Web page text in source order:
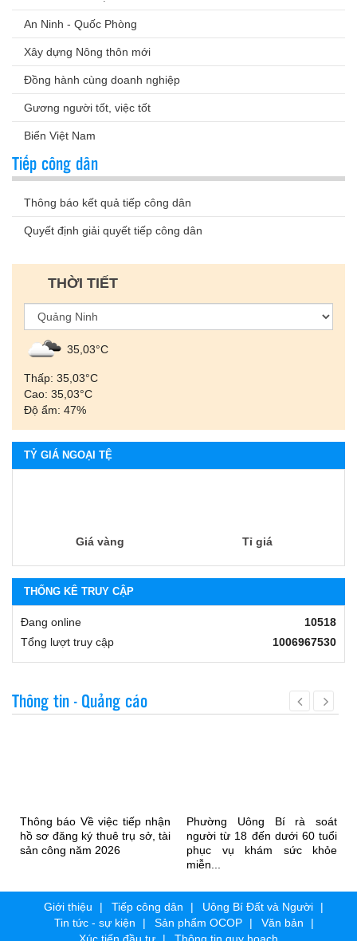
An Ninh - Quốc Phòng
Xây dựng Nông thôn mới
Đồng hành cùng doanh nghiệp
Gương người tốt, việc tốt
Biển Việt Nam
Tiếp công dân
Thông báo kết quả tiếp công dân
Quyết định giải quyết tiếp công dân
THỜI TIẾT
35,03°С
Thấp: 35,03°С
Cao: 35,03°С
Độ ẩm: 47%
TỶ GIÁ NGOẠI TỆ
Giá vàng Tỉ giá
THỐNG KÊ TRUY CẬP
Đang online
10518
Tổng lượt truy cập
1006967530
Thông tin - Quảng cáo
Thông báo Về việc tiếp nhận
hồ sơ đăng ký thuê trụ sở, tài
sản công năm 2026
Phường Uông Bí rà soát
người từ 18 đến dưới 60 tuổi
phục vụ khám sức khỏe
miễn...
Giới thiệu Tiếp công dân
Uông Bí Đất và Người
Tin tức - sự kiện
Sản phẩm OCOP
Văn bản